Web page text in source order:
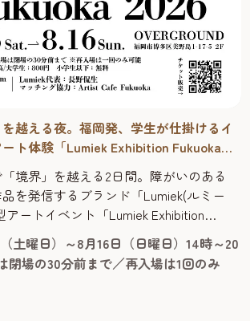
in ベイサイド」開催中！【ベイサイド
年
うめん小屋 in ベイサイド。 300年の歴史
めんを特別なこだわりのあご出汁のめん
イサイドの夏の名物イベントとして親し
めん小屋」が今年も登場。博多湾を望む絶
で、300年の歴史を持つ三輪山本の手延
的な流しそうめん体験をお楽しめます。
空間が人気の海側屋外施設「ベイサイド
...
日（水曜日）～8月30日（日曜日）月曜日
～20時、金曜日・土曜日・日曜日・祝日